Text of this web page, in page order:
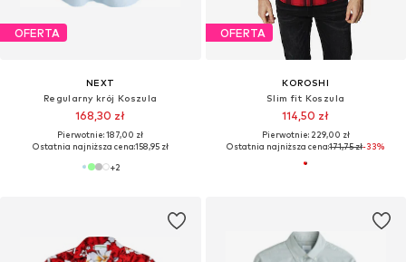
OFERTA
NEXT
Regularny krój Koszula
168,30 zł
Pierwotnie: 187,00 zł
Ostatnia najniższa cena:158,95 zł
+2
OFERTA
KOROSHI
Slim fit Koszula
114,50 zł
Pierwotnie: 229,00 zł
Ostatnia najniższa cena:171,75 zł-33%